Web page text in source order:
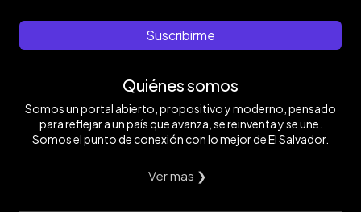
Suscribirme
Quiénes somos
Somos un portal abierto, propositivo y moderno, pensado
para reflejar a un país que avanza, se reinventa y se une.
Somos el punto de conexión con lo mejor de El Salvador.
Ver mas ❯